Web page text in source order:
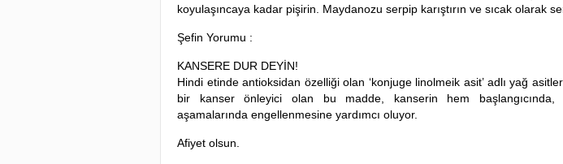
koyulaşıncaya kadar pişirin. Maydanozu serpip karıştırın ve sıcak olarak
Şefin Yorumu :
KANSERE DUR DEYİN!
Hindi etinde antioksidan özelliği olan ‘konjuge linolmeik asit’ adlı yağ
bir kanser önleyici olan bu madde, kanserin hem
aşamalarında engellenmesine yardımcı oluyor.
Afiyet olsun.